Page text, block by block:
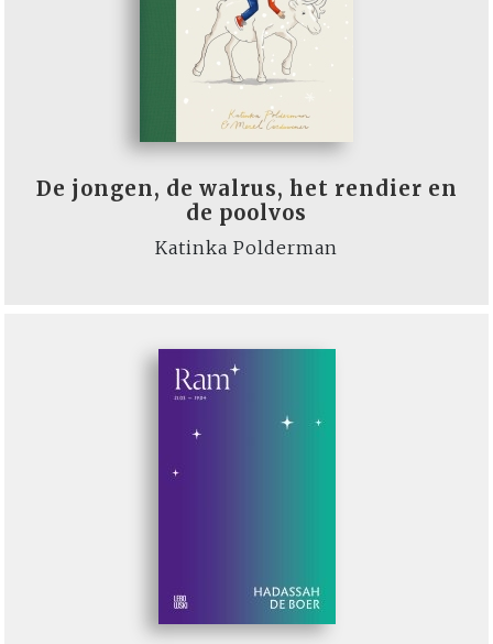
De jongen, de walrus, het rendier en
de poolvos
Katinka Polderman